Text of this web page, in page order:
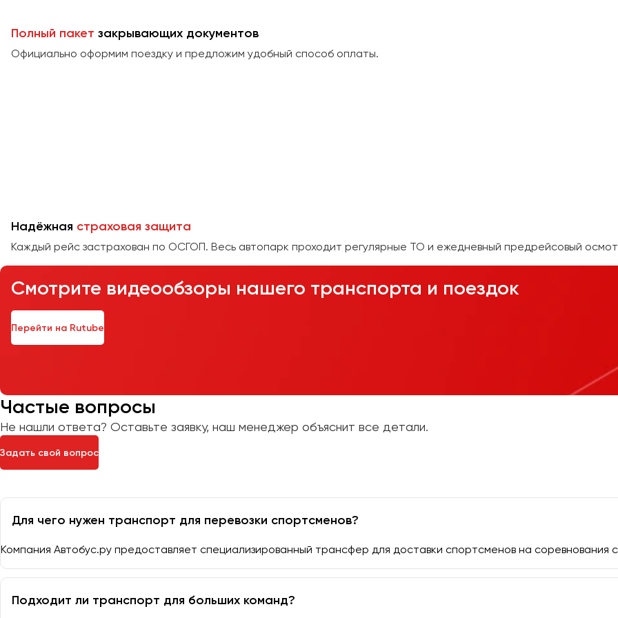
Полный пакет закрывающих документов
Официально оформим поездку и предложим удобный способ оплаты.
Надёжная страховая защита
Каждый рейс застрахован по ОСГОП. Весь автопарк проходит регулярные ТО и ежедневный предрейсовый
Смотрите видеообзоры нашего транспорта и поездок
Перейти на Rutube
Частые вопросы
Не нашли ответа? Оставьте заявку, наш менеджер объяснит все детали.
Задать свой вопрос
Для чего нужен транспорт для перевозки спортсменов?
Компания Автобус.ру предоставляет специализированный трансфер для доставки спортсменов на соревнования
Подходит ли транспорт для больших команд?